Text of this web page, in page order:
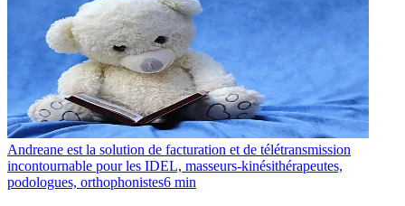
Andreane est la solution de facturation et de télétransmission
incontournable pour les IDEL, masseurs-kinésithérapeutes,
podologues, orthophonistes6 min